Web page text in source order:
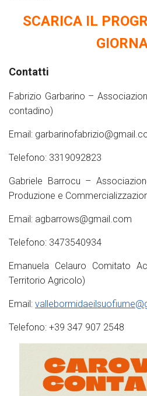
SCARICA IL
Contatti
Fabrizio Garbarino –
contadino)
Email:
Telefono: 3319092823
Gabriele Barrocu –
Produzione e
Email: agbarrows@gmail.com
Telefono: 3473540934
Emanuela Celauro Comitato
Territorio Agricolo)
Email:
Telefono: +39 347 907 2548